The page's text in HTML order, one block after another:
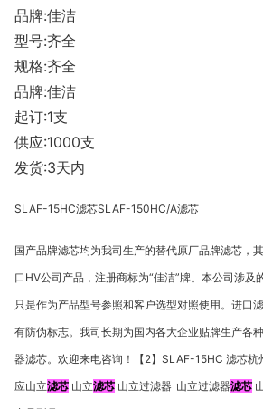
品牌:佳洁
型号:齐全
规格:齐全
品牌:佳洁
起订:1支
供应:1000支
发货:3天内
SLAF-15HC滤芯SLAF-150HC/A滤芯
国产品牌滤芯均为我司生产的替代原厂品牌滤芯，
口 HV公司产品，注册商标为“佳洁”牌。本公司涉及
只是作为产品型号参照和客户选型对照使用。进口
有防伪标志。我司长期为国内各大企业贴牌生产各
器滤芯。欢迎来电咨询！【2】 SLAF-15HC 滤芯杭
应山立滤芯 山立滤芯 山立过滤器 山立过滤器滤芯